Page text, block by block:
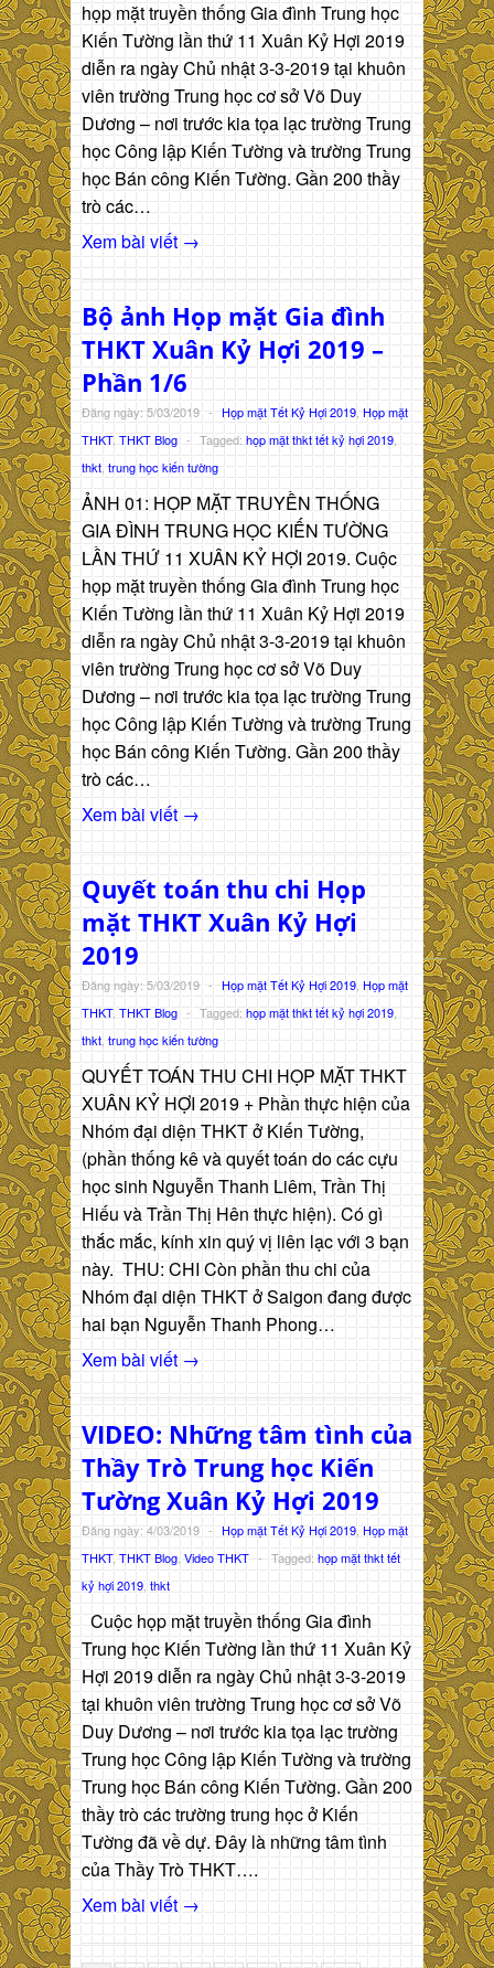
họp mặt truyền thống Gia đình Trung học
Kiến Tường lần thứ 11 Xuân Kỷ Hợi 2019
diễn ra ngày Chủ nhật 3-3-2019 tại khuôn
viên trường Trung học cơ sở Võ Duy
Dương – nơi trước kia tọa lạc trường Trung
học Công lập Kiến Tường và trường Trung
học Bán công Kiến Tường. Gần 200 thầy
trò các…
Xem bài viết →
Bộ ảnh Họp mặt Gia đình
THKT Xuân Kỷ Hợi 2019 –
Phần 1/6
Đăng ngày: 5/03/2019 - Họp mặt Tết Kỷ Hợi 2019 Họp mặt
THKT, THKT Blog - Tagged: họp mặt thkt tết kỷ hợi 2019
thkt, trung học kiến tường
ẢNH 01: HỌP MẶT TRUYỀN THỐNG
GIA ĐÌNH TRUNG HỌC KIẾN TƯỜNG
LẦN THỨ 11 XUÂN KỶ HỢI 2019. Cuộc
họp mặt truyền thống Gia đình Trung học
Kiến Tường lần thứ 11 Xuân Kỷ Hợi 2019
diễn ra ngày Chủ nhật 3-3-2019 tại khuôn
viên trường Trung học cơ sở Võ Duy
Dương – nơi trước kia tọa lạc trường Trung
học Công lập Kiến Tường và trường Trung
học Bán công Kiến Tường. Gần 200 thầy
trò các…
Xem bài viết →
Quyết toán thu chi Họp
mặt THKT Xuân Kỷ Hợi
2019
Đăng ngày: 5/03/2019 - Họp mặt Tết Kỷ Hợi 2019 Họp mặt
THKT, THKT Blog - Tagged: họp mặt thkt tết kỷ hợi 2019
thkt, trung học kiến tường
QUYẾT TOÁN THU CHI HỌP MẶT THKT
XUÂN KỶ HỢI 2019 + Phần thực hiện của
Nhóm đại diện THKT ở Kiến Tường,
(phần thống kê và quyết toán do các cựu
học sinh Nguyễn Thanh Liêm, Trần Thị
Hiếu và Trần Thị Hên thực hiện). Có gì
thắc mắc, kính xin quý vị liên lạc với 3 bạn
này. THU: CHI Còn phần thu chi của
Nhóm đại diện THKT ở Saigon đang được
hai bạn Nguyễn Thanh Phong…
Xem bài viết →
VIDEO: Những tâm tình của
Thầy Trò Trung học Kiến
Tường Xuân Kỷ Hợi 2019
Đăng ngày: 4/03/2019 - Họp mặt Tết Kỷ Hợi 2019 Họp mặt
THKT, THKT Blog Video THKT - Tagged: họp mặt thkt tết
kỷ hợi 2019 thkt
Cuộc họp mặt truyền thống Gia đình
Trung học Kiến Tường lần thứ 11 Xuân Kỷ
Hợi 2019 diễn ra ngày Chủ nhật 3-3-2019
tại khuôn viên trường Trung học cơ sở Võ
Duy Dương – nơi trước kia tọa lạc trường
Trung học Công lập Kiến Tường và trường
Trung học Bán công Kiến Tường. Gần 200
thầy trò các trường trung học ở Kiến
Tường đã về dự. Đây là những tâm tình
của Thầy Trò THKT….
Xem bài viết →